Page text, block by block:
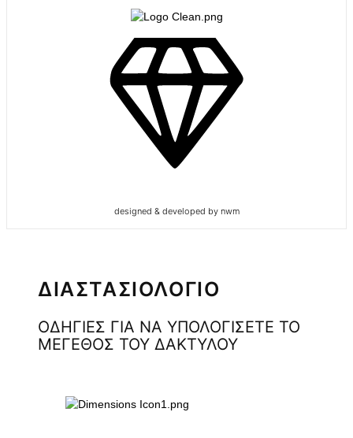
designed & developed by nwm
ΔΙΑΣΤΑΣΙΟΛΟΓΙΟ
ΟΔΗΓΙΕΣ ΓΙΑ ΝΑ ΥΠΟΛΟΓΙΣΕΤΕ ΤΟ
ΜΕΓΕΘΟΣ ΤΟΥ ΔΑΚΤΥΛΟΥ